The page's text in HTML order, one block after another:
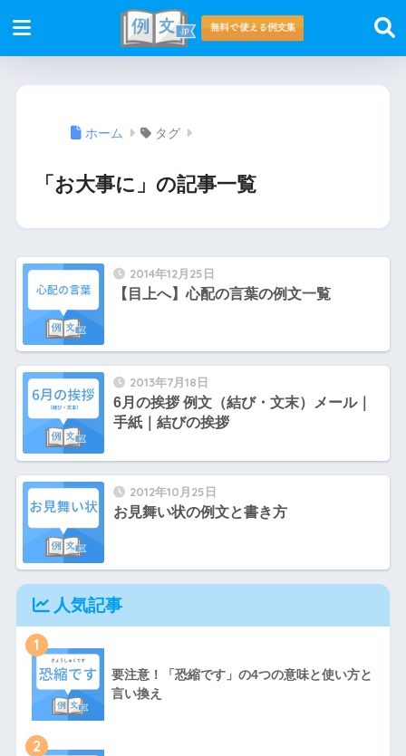
ホーム タグ
「お大事に」の記事一覧
2014年12月25日
【目上へ】心配の言葉の例文一覧
2013年7月18日
6月の挨拶 例文（結び・文末）メール｜
手紙｜結びの挨拶
2012年10月25日
お見舞い状の例文と書き方
人気記事
1
要注意！「恐縮です」の4つの意味と使い方と
言い換え
2